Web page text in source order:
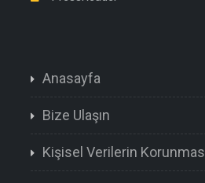
Anasayfa
Bize Ulaşın
Kişisel Verilerin